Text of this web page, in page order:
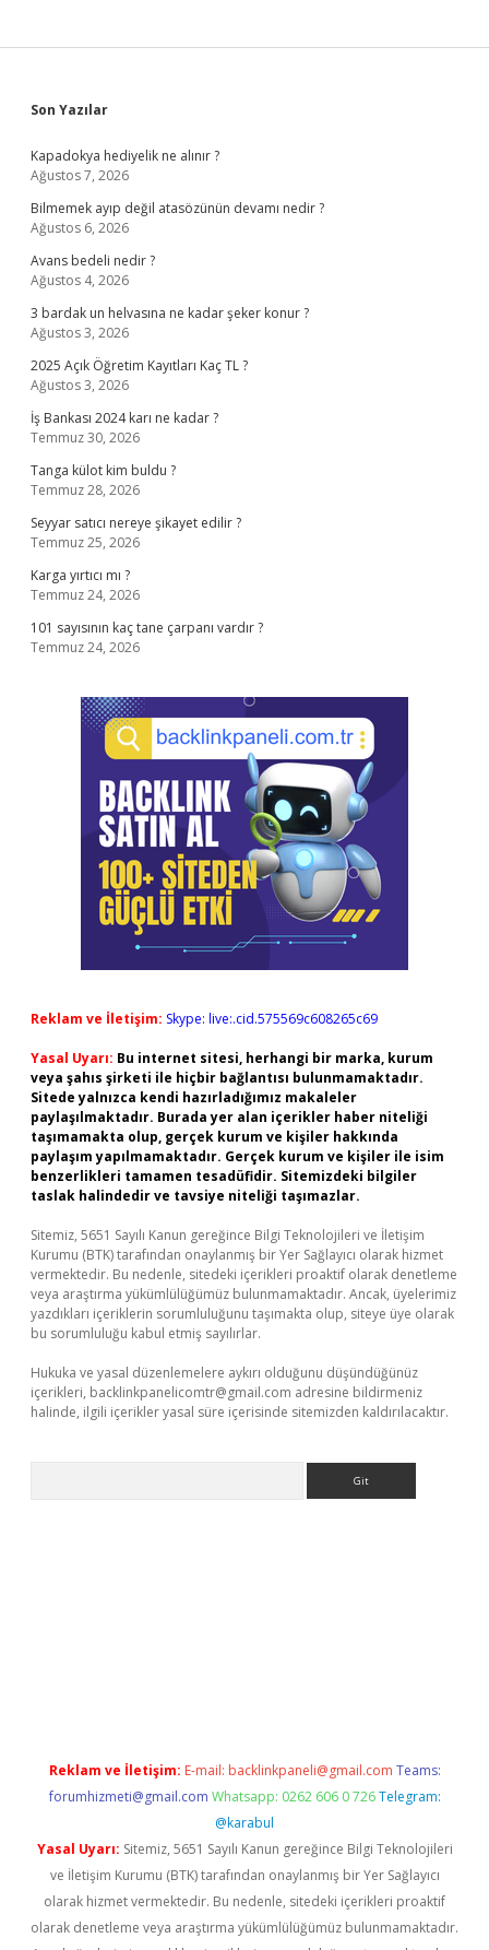
Sidebar
Son Yazılar
Kapadokya hediyelik ne alınır ?
Ağustos 7, 2026
Bilmemek ayıp değil atasözünün devamı nedir ?
Ağustos 6, 2026
Avans bedeli nedir ?
Ağustos 4, 2026
3 bardak un helvasına ne kadar şeker konur ?
Ağustos 3, 2026
2025 Açık Öğretim Kayıtları Kaç TL ?
Ağustos 3, 2026
İş Bankası 2024 karı ne kadar ?
Temmuz 30, 2026
Tanga külot kim buldu ?
Temmuz 28, 2026
Seyyar satıcı nereye şikayet edilir ?
Temmuz 25, 2026
Karga yırtıcı mı ?
Temmuz 24, 2026
101 sayısının kaç tane çarpanı vardır ?
Temmuz 24, 2026
Reklam ve İletişim: Skype: live:.cid.575569c608265c69
Yasal Uyarı: Bu internet sitesi, herhangi bir marka, kurum
veya şahıs şirketi ile hiçbir bağlantısı bulunmamaktadır.
Sitede yalnızca kendi hazırladığımız makaleler
paylaşılmaktadır. Burada yer alan içerikler haber niteliği
taşımamakta olup, gerçek kurum ve kişiler hakkında
paylaşım yapılmamaktadır. Gerçek kurum ve kişiler ile isim
benzerlikleri tamamen tesadüfidir. Sitemizdeki bilgiler
taslak halindedir ve tavsiye niteliği taşımazlar.
Sitemiz, 5651 Sayılı Kanun gereğince Bilgi Teknolojileri ve İletişim
Kurumu (BTK) tarafından onaylanmış bir Yer Sağlayıcı olarak hizmet
vermektedir. Bu nedenle, sitedeki içerikleri proaktif olarak denetleme
veya araştırma yükümlülüğümüz bulunmamaktadır. Ancak, üyelerimiz
yazdıkları içeriklerin sorumluluğunu taşımakta olup, siteye üye olarak
bu sorumluluğu kabul etmiş sayılırlar.
Hukuka ve yasal düzenlemelere aykırı olduğunu düşündüğünüz
içerikleri, backlinkpanelicomtr@gmail.com adresine bildirmeniz
halinde, ilgili içerikler yasal süre içerisinde sitemizden kaldırılacaktır.
Reklam ve İletişim: E-mail: backlinkpaneli@gmail.com Teams:
forumhizmeti@gmail.com Whatsapp: 0262 606 0 726 Telegram:
@karabul
Yasal Uyarı: Sitemiz, 5651 Sayılı Kanun gereğince Bilgi Teknolojileri
ve İletişim Kurumu (BTK) tarafından onaylanmış bir Yer Sağlayıcı
olarak hizmet vermektedir. Bu nedenle, sitedeki içerikleri proaktif
olarak denetleme veya araştırma yükümlülüğümüz bulunmamaktadır.